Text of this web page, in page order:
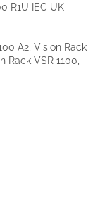
R1U IEC UK
A2, Vision Rack
Rack VSR 1100,